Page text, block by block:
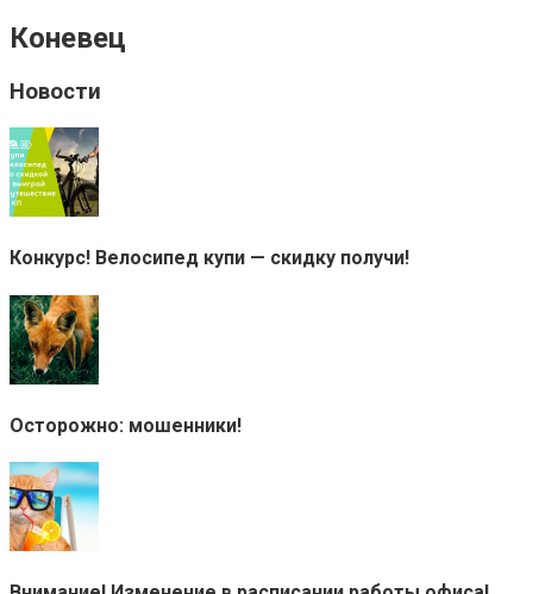
Коневец
Новости
Конкурс! Велосипед купи — скидку получи!
Осторожно: мошенники!